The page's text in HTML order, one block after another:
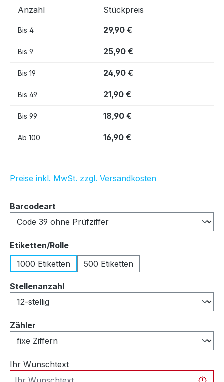
Anzahl Stückpreis
Bis 4 29,90 €
Bis 9 25,90 €
Bis 19 24,90 €
Bis 49 21,90 €
Bis 99 18,90 €
Ab 100 16,90 €
Preise inkl. MwSt. zzgl. Versandkosten
Barcodeart
Etiketten/Rolleauswählen
1000 Etiketten
500 Etiketten
Stellenanzahlauswählen
Zähler
Ihr Wunschtext